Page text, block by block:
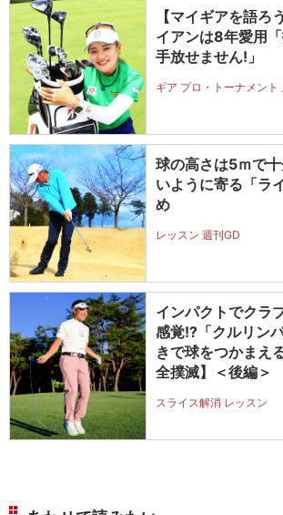
【マイギアを語
イアンは8年愛用
手放せません!」
ギア プロ・トーナメント
球の高さは5ｍで
いように寄る「ラ
め
レッスン 週刊GD
インパクトでクラ
感覚!?「クルリン
きで球をつかまえ
全撲滅】＜後編＞
スライス解消 レッスン